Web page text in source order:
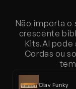
Não importa o
crescente
Kits.AI
Cordas ou
Clav Funky